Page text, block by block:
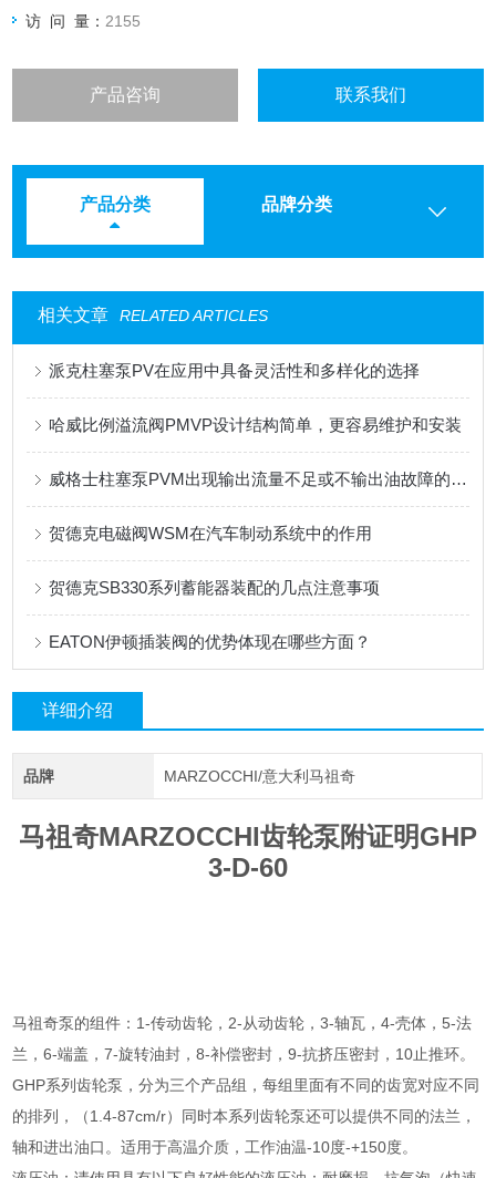
访 问 量： 2155
产品咨询 联系我们
产品分类 品牌分类
相关文章 RELATED ARTICLES
派克柱塞泵PV在应用中具备灵活性和多样化的选择
哈威比例溢流阀PMVP设计结构简单，更容易维护和安装
威格士柱塞泵PVM出现输出流量不足或不输出油故障的解决方法
贺德克电磁阀WSM在汽车制动系统中的作用
贺德克SB330系列蓄能器装配的几点注意事项
EATON伊顿插装阀的优势体现在哪些方面？
详细介绍
品牌 MARZOCCHI/意大利马祖奇
马祖奇MARZOCCHI齿轮泵附证明GHP
3-D-60
马祖奇泵的组件：1-传动齿轮，2-从动齿轮，3-轴瓦，4-壳体，5-法
兰，6-端盖，7-旋转油封，8-补偿密封，9-抗挤压密封，10止推环。
GHP系列齿轮泵，分为三个产品组，每组里面有不同的齿宽对应不同
的排列，（1.4-87cm/r）同时本系列齿轮泵还可以提供不同的法兰，
轴和进出油口。适用于高温介质，工作油温-10度-+150度。